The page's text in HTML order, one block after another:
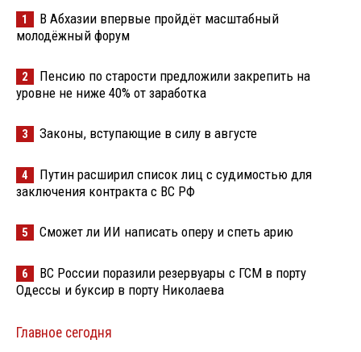
1
В Абхазии впервые пройдёт масштабный
молодёжный форум
2
Пенсию по старости предложили закрепить на
уровне не ниже 40% от заработка
3 Законы, вступающие в силу в августе
4
Путин расширил список лиц с судимостью для
заключения контракта с ВС РФ
5 Сможет ли ИИ написать оперу и спеть арию
6
ВС России поразили резервуары с ГСМ в порту
Одессы и буксир в порту Николаева
Главное сегодня